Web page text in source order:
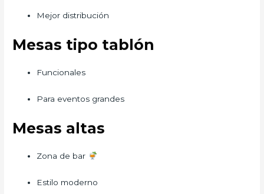
Mejor distribución
Mesas tipo tablón
Funcionales
Para eventos grandes
Mesas altas
Zona de bar
Estilo moderno